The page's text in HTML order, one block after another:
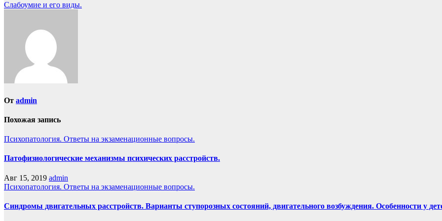
по
Слабоумие и его виды.
От admin
Похожая запись
Психопатология. Ответы на экзаменационные вопросы.
Патофизиологические механизмы психических расстройств.
Авг 15, 2019 admin
Психопатология. Ответы на экзаменационные вопросы.
Синдромы двигательных расстройств. Варианты ступорозных состояний, двигательного возбуждения. Особенности у